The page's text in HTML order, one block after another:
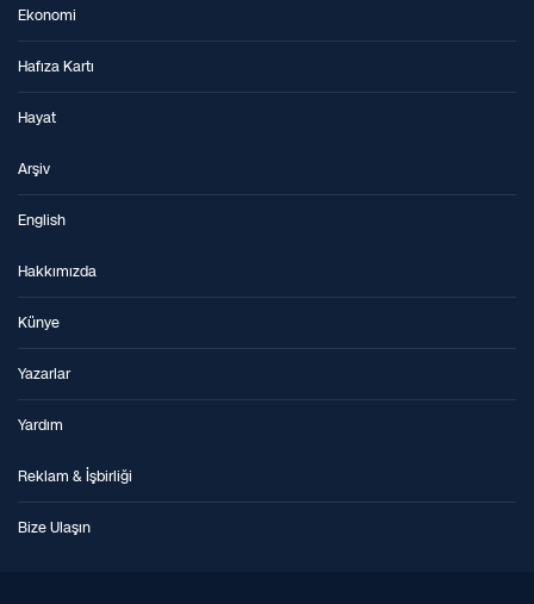
Ekonomi
Hafıza Kartı
Hayat
Arşiv
English
Hakkımızda
Künye
Yazarlar
Yardım
Reklam & İşbirliği
Bize Ulaşın